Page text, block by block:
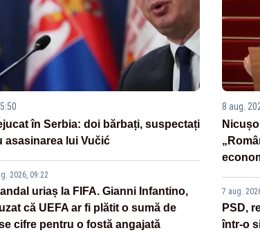
în Serbia: doi bărbați, suspectați
asasinarea lui Vučić
2026, 09:22
uriaș la FIFA. Gianni Infantino,
că UEFA ar fi plătit o sumă de
cifre pentru o fostă angajată
8 aug.
7 aug.
PSD,
într-o